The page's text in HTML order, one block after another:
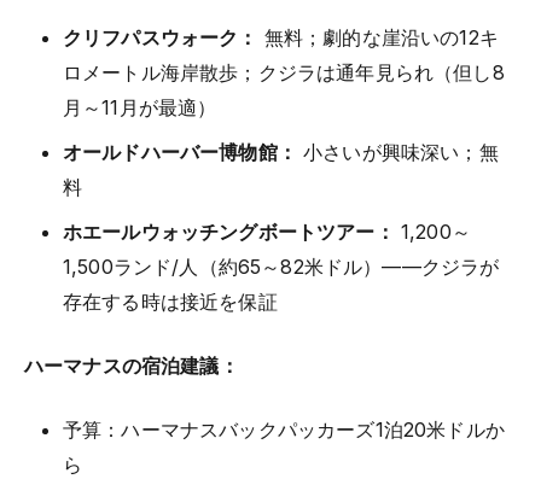
クリフパスウォーク： 無料；劇的な崖沿いの12キ
ロメートル海岸散歩；クジラは通年見られ（但し8
月～11月が最適）
オールドハーバー博物館： 小さいが興味深い；無
料
ホエールウォッチングボートツアー： 1,200～
1,500ランド/人（約65～82米ドル）——クジラが
存在する時は接近を保証
ハーマナスの宿泊建議：
予算：ハーマナスバックパッカーズ1泊20米ドルか
ら